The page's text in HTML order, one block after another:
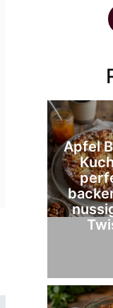
Apfel